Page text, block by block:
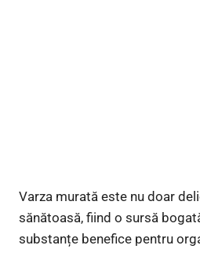
Varza murată este nu doar
sănătoasă, fiind o sursă
substanțe benefice pentru